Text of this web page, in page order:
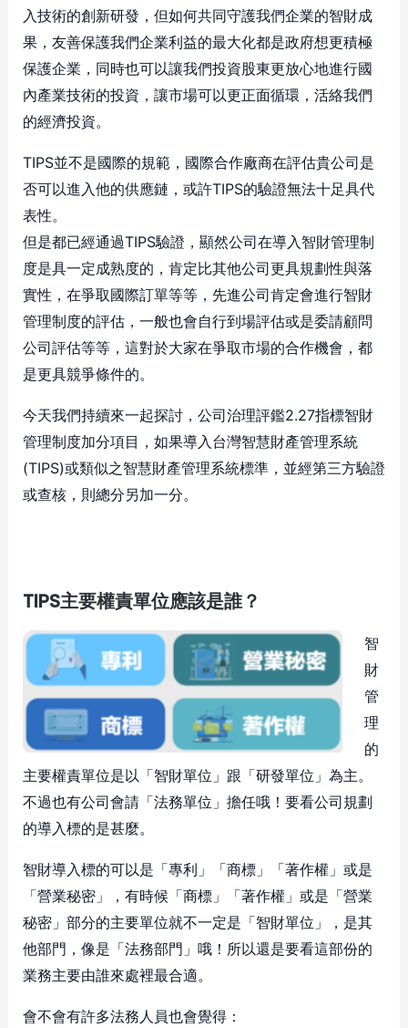
入技術的創新研發，但如何共同守護我們企業的智財成
果，友善保護我們企業利益的最大化都是政府想更積極
保護企業，同時也可以讓我們投資股東更放心地進行國
內產業技術的投資，讓市場可以更正面循環，活絡我們
的經濟投資。
TIPS並不是國際的規範，國際合作廠商在評估貴公司是
否可以進入他的供應鏈，或許TIPS的驗證無法十足具代
表性。
但是都已經通過TIPS驗證，顯然公司在導入智財管理制
度是具一定成熟度的，肯定比其他公司更具規劃性與落
實性，在爭取國際訂單等等，先進公司肯定會進行智財
管理制度的評估，一般也會自行到場評估或是委請顧問
公司評估等等，這對於大家在爭取市場的合作機會，都
是更具競爭條件的。
今天我們持續來一起探討，公司治理評鑑2.27指標智財
管理制度加分項目，如果導入台灣智慧財產管理系統
(TIPS)或類似之智慧財產管理系統標準，並經第三方驗證
或查核，則總分另加一分。
TIPS主要權責單位應該是誰？
智
財
管
理
的
主要權責單位是以「智財單位」跟「研發單位」為主。
不過也有公司會請「法務單位」擔任哦！要看公司規劃
的導入標的是甚麼。
智財導入標的可以是「專利」「商標」「著作權」或是
「營業秘密」，有時候「商標」「著作權」或是「營業
秘密」部分的主要單位就不一定是「智財單位」，是其
他部門，像是「法務部門」哦！所以還是要看這部份的
業務主要由誰來處裡最合適。
會不會有許多法務人員也會覺得：